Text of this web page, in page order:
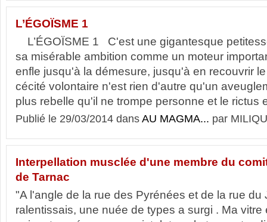
L’ÉGOÏSME 1
L’ÉGOÏSME 1 C'est une gigantesque
sa misérable ambition comme un moteur
enfle jusqu'à la démesure, jusqu'à en recouvrir
cécité volontaire n'est rien d'autre qu'un
plus rebelle qu'il ne trompe personne et le rictus
Publié le 29/03/2014 dans AU MAGMA... par
Interpellation musclée d'une membre du
de Tarnac
"A l'angle de la rue des Pyrénées et de la rue du
ralentissais, une nuée de types a surgi . Ma vitre